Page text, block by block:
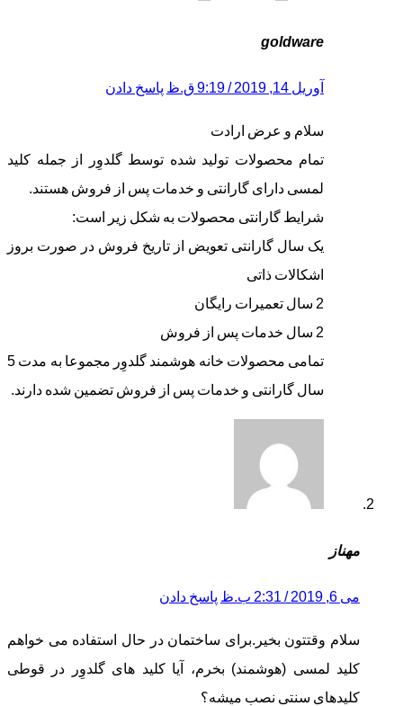
goldware
آوریل 14, 2019 / 9:19 ق.ظ پاسخ دادن
سلام و عرض ارادت
تمام محصولات تولید شده توسط گلدوِر از جمله کلید
لمسی دارای گارانتی و خدمات پس از فروش هستند.
شرایط گارانتی محصولات به شکل زیر است:
یک سال گارانتی تعویض از تاریخ فروش در صورت بروز
اشکالات ذاتی
2 سال تعمیرات رایگان
2 سال خدمات پس از فروش
تمامی محصولات خانه هوشمند گلدوِر مجموعا به مدت 5
سال گارانتی و خدمات پس از فروش تضمین شده دارند.
مهناز
می 6, 2019 / 2:31 ب.ظ پاسخ دادن
سلام وقتتون بخیر.برای ساختمان در حال استفاده می خواهم
کلید لمسی (هوشمند) بخرم، آیا کلید های گلدوِر در قوطی
کلیدهای سنتی نصب میشه؟